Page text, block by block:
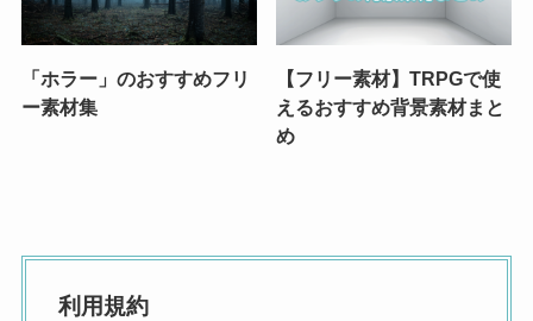
「ホラー」のおすすめフリ
ー素材集
【フリー素材】TRPGで使
えるおすすめ背景素材まと
め
利用規約